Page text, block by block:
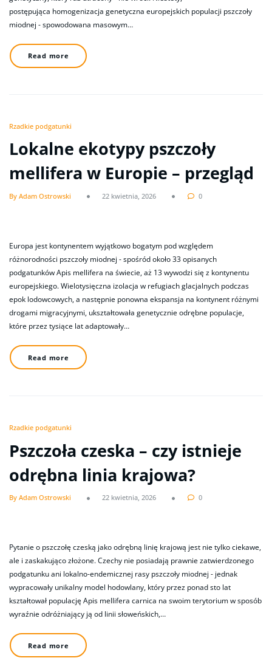
postępująca homogenizacja genetyczna europejskich populacji pszczoły
miodnej - spowodowana masowym…
Read more
Rzadkie podgatunki
Lokalne ekotypy pszczoły
mellifera w Europie – przegląd
By Adam Ostrowski 22 kwietnia, 2026 0
Europa jest kontynentem wyjątkowo bogatym pod względem
różnorodności pszczoły miodnej - spośród około 33 opisanych
podgatunków Apis mellifera na świecie, aż 13 wywodzi się z kontynentu
europejskiego. Wielotysięczna izolacja w refugiach glacjalnych podczas
epok lodowcowych, a następnie ponowna ekspansja na kontynent różnymi
drogami migracyjnymi, ukształtowała genetycznie odrębne populacje,
które przez tysiące lat adaptowały…
Read more
Rzadkie podgatunki
Pszczoła czeska – czy istnieje
odrębna linia krajowa?
By Adam Ostrowski 22 kwietnia, 2026 0
Pytanie o pszczołę czeską jako odrębną linię krajową jest nie tylko ciekawe,
ale i zaskakująco złożone. Czechy nie posiadają prawnie zatwierdzonego
podgatunku ani lokalno-endemicznej rasy pszczoły miodnej - jednak
wypracowały unikalny model hodowlany, który przez ponad sto lat
kształtował populację Apis mellifera carnica na swoim terytorium w sposób
wyraźnie odróżniający ją od linii słoweńskich,…
Read more